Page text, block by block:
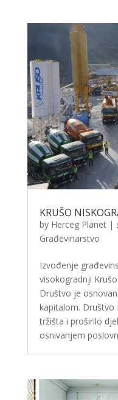
KRUŠO
by Herceg Planet|
Građevinarstvo
Izvođenje
visokogradnji
Društvo je
kapitalom. Društvo
tržišta i proširilo
osnivanjem